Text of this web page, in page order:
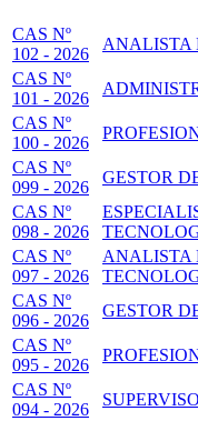
CAS Nº
102 - 2026
ANALISTA
CAS Nº
101 - 2026
CAS Nº
100 - 2026
CAS Nº
099 - 2026
GESTOR
CAS Nº
098 - 2026
CAS Nº
097 - 2026
ANALISTA
CAS Nº
096 - 2026
GESTOR
CAS Nº
095 - 2026
CAS Nº
094 - 2026